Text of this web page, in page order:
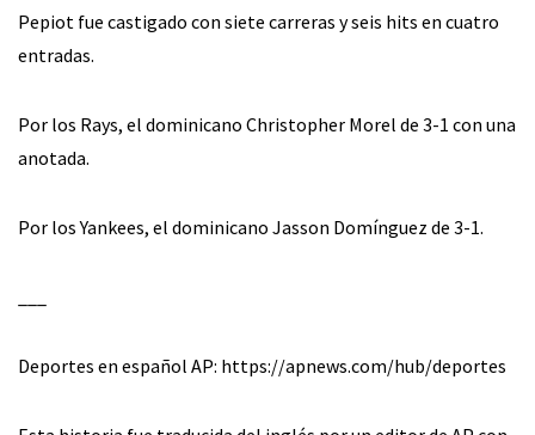
Pepiot fue castigado con siete carreras y seis hits en cuatro
entradas.
Por los Rays, el dominicano Christopher Morel de 3-1 con una
anotada.
Por los Yankees, el dominicano Jasson Domínguez de 3-1.
Deportes en español AP: https://apnews.com/hub/deportes